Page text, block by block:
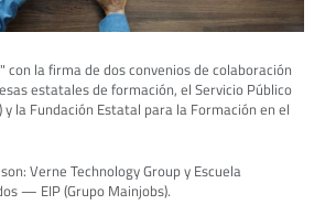
" con la firma de dos convenios de colaboración
estatales de formación, el Servicio Público
y la Fundación Estatal para la Formación en el
Verne Technology Group y Escuela
— EIP (Grupo Mainjobs).